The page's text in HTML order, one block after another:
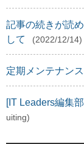
記事の続きが読
して
(2022/12/14)
定期メンテナン
[IT Leaders編集
uiting)